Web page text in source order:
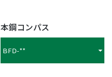
本鋼コンパス
BFD-**